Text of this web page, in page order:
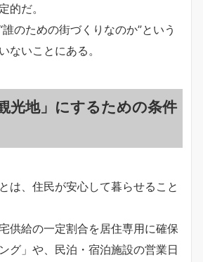
的だ。
のための街づくりなのか”という
ないことにある。
光地」にするための条件
は、住民が安心して暮らせること
供給の一定割合を居住専用に確保
グ」や、民泊・宿泊施設の営業日